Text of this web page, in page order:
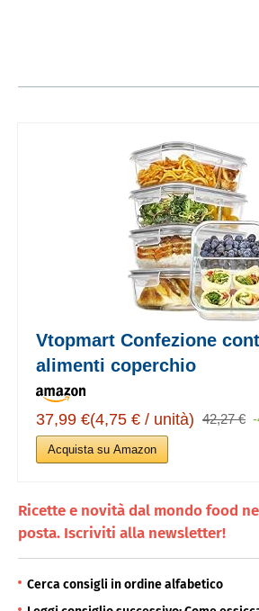
Vtopmart Confezione
alimenti coperchio
37,99 €(4,75 € / unità) 42,27 €
Acquista su Amazon
Ricette e novità dal mondo food
posta. Iscriviti alla newsletter!
Cerca consigli in ordine alfabetico